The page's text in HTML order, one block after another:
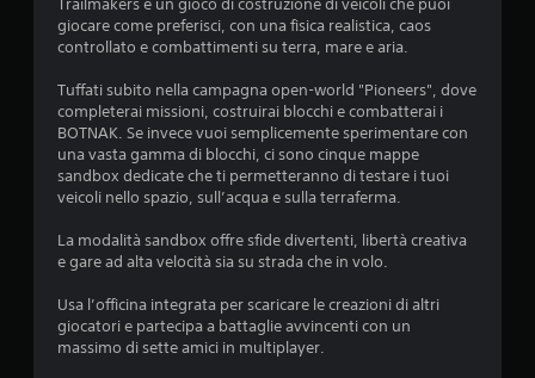
z
o
giocare come preferisci, con una fisica realistica, caos
controllato e combattimenti su terra, mare e aria.
Tuffati subito nella campagna open-world "Pioneers", dove
completerai missioni, costruirai blocchi e combatterai i
BOTNAK. Se invece vuoi semplicemente sperimentare con
una vasta gamma di blocchi, ci sono cinque mappe
sandbox dedicate che ti permetteranno di testare i tuoi
veicoli nello spazio, sull’acqua e sulla terraferma.
La modalità sandbox offre sfide divertenti, libertà creativa
e gare ad alta velocità sia su strada che in volo.
Usa l’officina integrata per scaricare le creazioni di altri
giocatori e partecipa a battaglie avvincenti con un
massimo di sette amici in multiplayer.